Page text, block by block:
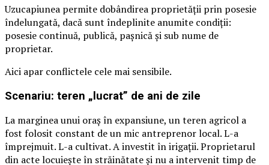
Uzucapiunea permite dobândirea proprietății prin posesie
îndelungată, dacă sunt îndeplinite anumite condiții:
posesie continuă, publică, pașnică și sub nume de
proprietar.
Aici apar conflictele cele mai sensibile.
Scenariu: teren „lucrat” de ani de zile
La marginea unui oraș în expansiune, un teren agricol a
fost folosit constant de un mic antreprenor local. L-a
împrejmuit. L-a cultivat. A investit în irigații. Proprietarul
din acte locuiește în străinătate și nu a intervenit timp de